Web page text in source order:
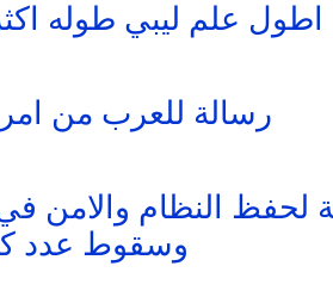
اطول علم ليبي طوله اكثر من
رسالة للعرب من
لحفظ النظام والامن
وسقوط عدد